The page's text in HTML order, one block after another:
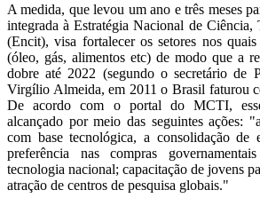
A medida, que levou um ano e três meses
integrada à Estratégia Nacional de
(Encit), visa fortalecer os setores nos
(óleo, gás, alimentos etc) de modo que a
dobre até 2022 (segundo o secretário de
Virgílio Almeida, em 2011 o Brasil faturou
De acordo com o portal do MCTI,
alcançado por meio das seguintes ações:
com base tecnológica, a consolidação de
preferência nas compras
tecnologia nacional; capacitação de jovens
atração de centros de pesquisa globais."